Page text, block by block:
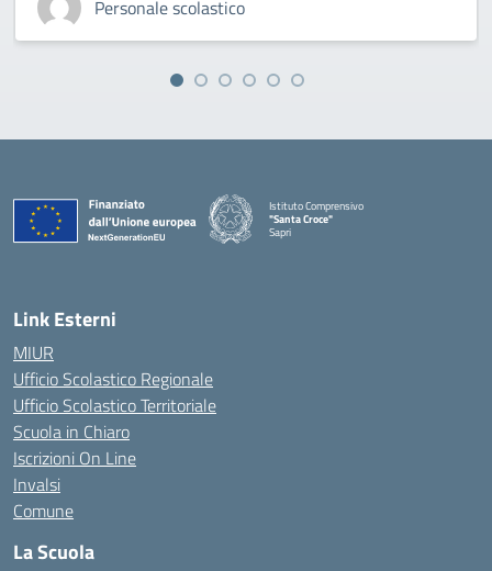
Personale scolastico
Istituto Comprensivo
"Santa Croce"
Sapri
— Visita la pagina iniziale della scuola
Link Esterni
MIUR
Ufficio Scolastico Regionale
Ufficio Scolastico Territoriale
Scuola in Chiaro
Iscrizioni On Line
Invalsi
Comune
La Scuola